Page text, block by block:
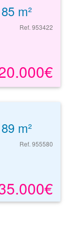
m²
Ref. 953422
m²
Ref. 955580